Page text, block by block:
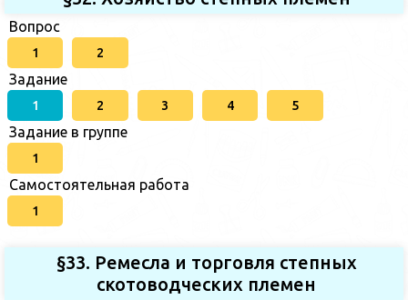
Вопрос
1 2
Задание
1 2 3 4 5
Задание в группе
1
Самостоятельная работа
1
§33. Ремесла и торговля степных
скотоводческих племен